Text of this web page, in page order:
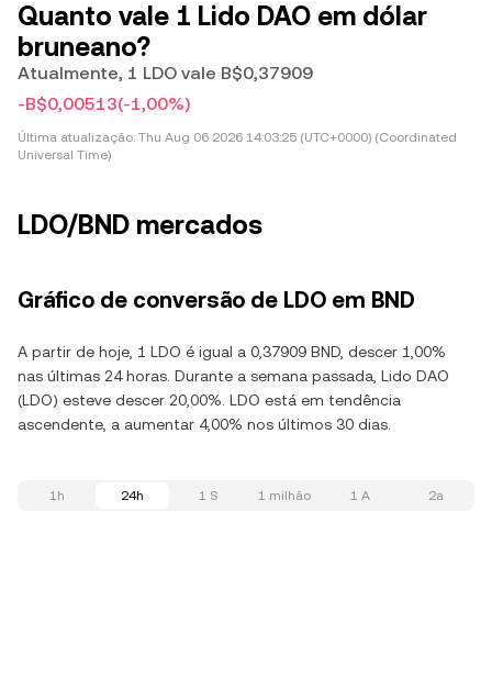
Quanto vale 1 Lido DAO em dólar
bruneano?
Atualmente, 1 LDO vale B$0,37909
-B$0,00513(-1,00%)
Última atualização: Thu Aug 06 2026 14:03:25 (UTC+0000) (Coordinated
Universal Time)
LDO/BND mercados
Gráfico de conversão de LDO em BND
A partir de hoje, 1 LDO é igual a 0,37909 BND, descer 1,00%
nas últimas 24 horas. Durante a semana passada, Lido DAO
(LDO) esteve descer 20,00%. LDO está em tendência
ascendente, a aumentar 4,00% nos últimos 30 dias.
1h 24h 1 S 1 milhão 1 A 2a